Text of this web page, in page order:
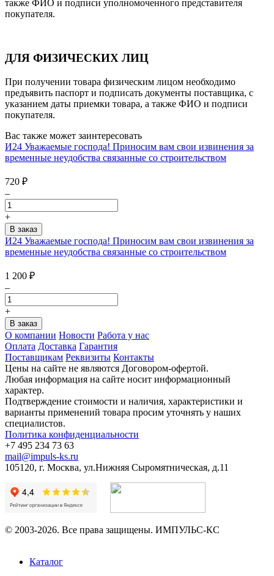
также ФИО и подписи уполномоченного представителя
покупателя.
ДЛЯ ФИЗИЧЕСКИХ ЛИЦ
При получении товара физическим лицом необходимо
предъявить паспорт и подписать документы поставщика, с
указанием даты приемки товара, а также ФИО и подписи
покупателя.
Вас также может заинтересовать
И24 Уважаемые господа! Приносим вам свои извинения за
временные неудобства связанные со строительством
720 ₽
–
+
И24 Уважаемые господа! Приносим вам свои извинения за
временные неудобства связанные со строительством
1 200 ₽
–
+
О компании Новости Работа у нас
Оплата Доставка Гарантия
Поставщикам Реквизиты Контакты
Цены на сайте не являются Договором-офертой.
Любая информация на сайте носит информационный
характер.
Подтверждение стоимости и наличия, характеристики и
варианты применений товара просим уточнять у наших
специалистов.
Политика конфиденциальности
+7 495 234 73 63
mail@impuls-ks.ru
105120, г. Москва, ул.Нижняя Сыромятническая, д.11
© 2003-2026. Все права защищены. ИМПУЛЬС-КС
Каталог